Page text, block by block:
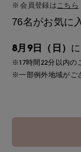
会員登録は こちら
76名がお気に
8月9日（日）
※17時間22分以内の
※一部例外地域がご